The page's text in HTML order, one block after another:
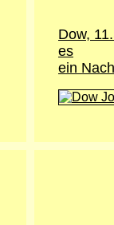
Dow,
es
ein